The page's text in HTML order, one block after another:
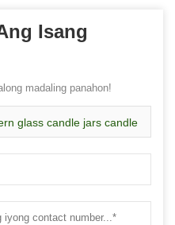
Isang
madaling panahon!
glass candle jars candle